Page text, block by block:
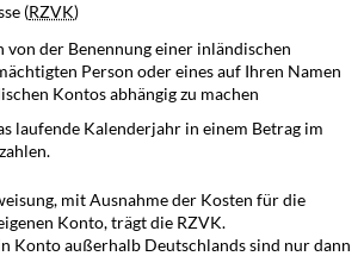
(RZVK)
von der Benennung einer inländischen
Person oder eines auf Ihren Namen
Kontos abhängig zu machen
laufende Kalenderjahr in einem Betrag im
mit Ausnahme der Kosten für die
Konto, trägt die RZVK.
Konto außerhalb Deutschlands sind nur dann